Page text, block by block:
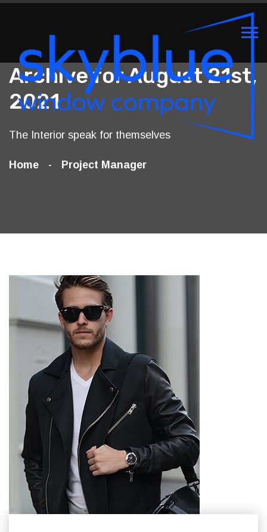
Archive for August 21st,
2021
The Interior speak for themselves
Home Project Manager